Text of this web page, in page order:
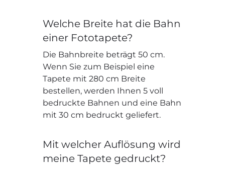
Welche Breite hat die Bahn
einer Fototapete?
Die Bahnbreite beträgt 50 cm.
Wenn Sie zum Beispiel eine
Tapete mit 280 cm Breite
bestellen, werden Ihnen 5 voll
bedruckte Bahnen und eine Bahn
mit 30 cm bedruckt geliefert.
Mit welcher Auflösung wird
meine Tapete gedruckt?